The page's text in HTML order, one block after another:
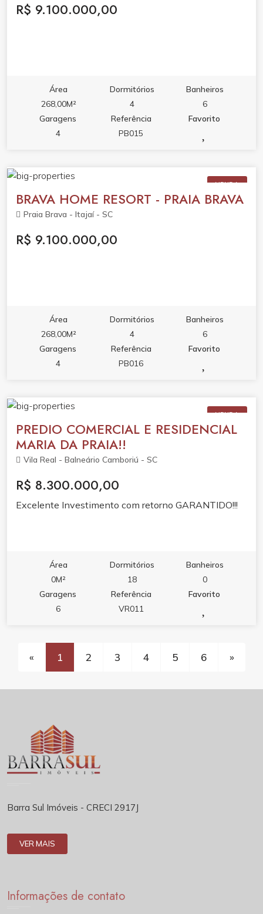
R$ 9.100.000,00
Área
268,00M²
Dormitórios
4
Banheiros
6
Garagens
4
Referência
PB015
Favorito
VENDA
BRAVA HOME RESORT - PRAIA BRAVA
Praia Brava - Itajaí - SC
R$ 9.100.000,00
Área
268,00M²
Dormitórios
4
Banheiros
6
Garagens
4
Referência
PB016
Favorito
VENDA
PREDIO COMERCIAL E RESIDENCIAL
MARIA DA PRAIA!!
Vila Real - Balneário Camboriú - SC
R$ 8.300.000,00
Excelente Investimento com retorno GARANTIDO!!!
Área
0M²
Dormitórios
18
Banheiros
0
Garagens
6
Referência
VR011
Favorito
« 1 2 3 4 5 6 »
Barra Sul Imóveis - CRECI 2917J
VER MAIS
Informações de contato